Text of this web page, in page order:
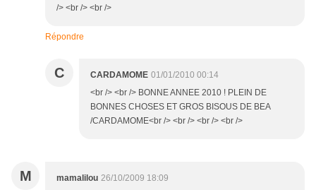
/> <br /> <br />
Répondre
C CARDAMOME 01/01/2010 00:14
<br /> <br /> BONNE ANNEE 2010 ! PLEIN DE
BONNES CHOSES ET GROS BISOUS DE BEA
/CARDAMOME<br /> <br /> <br /> <br />
M mamalilou 26/10/2009 18:09